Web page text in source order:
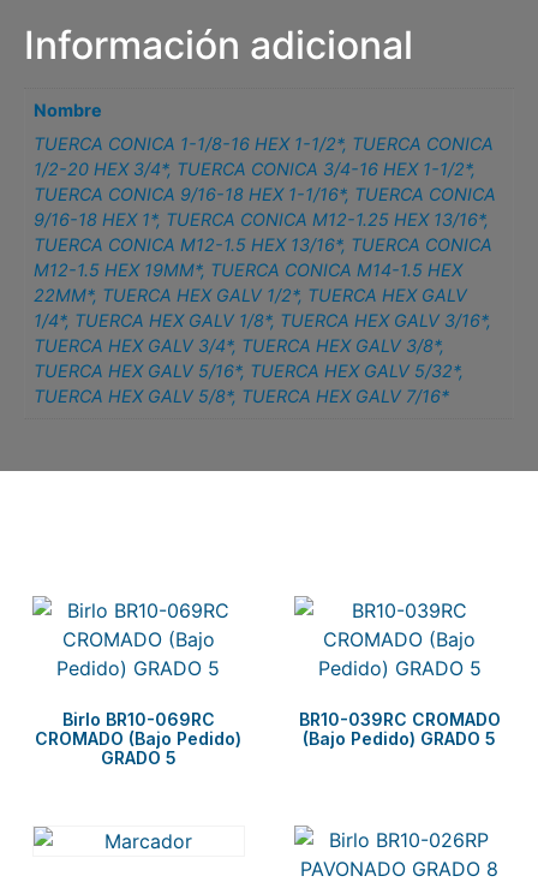
Información adicional
Nombre
TUERCA CONICA 1-1/8-16 HEX 1-1/2*, TUERCA CONICA
1/2-20 HEX 3/4*, TUERCA CONICA 3/4-16 HEX 1-1/2*,
TUERCA CONICA 9/16-18 HEX 1-1/16*, TUERCA CONICA
9/16-18 HEX 1*, TUERCA CONICA M12-1.25 HEX 13/16*,
TUERCA CONICA M12-1.5 HEX 13/16*, TUERCA CONICA
M12-1.5 HEX 19MM*, TUERCA CONICA M14-1.5 HEX
22MM*, TUERCA HEX GALV 1/2*, TUERCA HEX GALV
1/4*, TUERCA HEX GALV 1/8*, TUERCA HEX GALV 3/16*,
TUERCA HEX GALV 3/4*, TUERCA HEX GALV 3/8*,
TUERCA HEX GALV 5/16*, TUERCA HEX GALV 5/32*,
TUERCA HEX GALV 5/8*, TUERCA HEX GALV 7/16*
Birlo BR10-069RC
CROMADO (Bajo Pedido)
GRADO 5
BR10-039RC CROMADO
(Bajo Pedido) GRADO 5